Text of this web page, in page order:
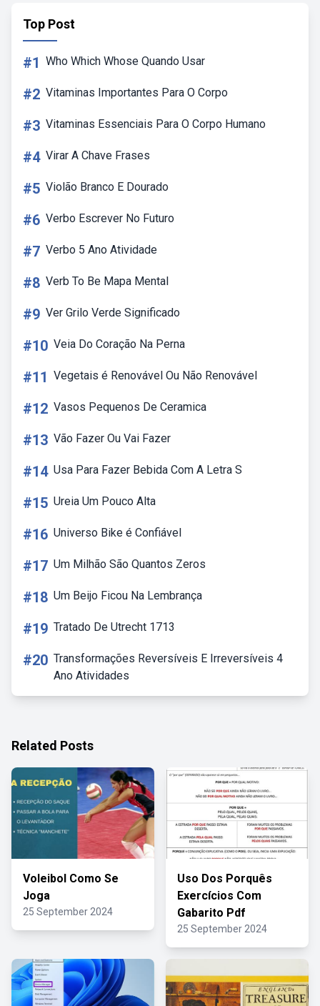
Top Post
#1 Who Which Whose Quando Usar
#2 Vitaminas Importantes Para O Corpo
#3 Vitaminas Essenciais Para O Corpo Humano
#4 Virar A Chave Frases
#5 Violão Branco E Dourado
#6 Verbo Escrever No Futuro
#7 Verbo 5 Ano Atividade
#8 Verb To Be Mapa Mental
#9 Ver Grilo Verde Significado
#10 Veia Do Coração Na Perna
#11 Vegetais é Renovável Ou Não Renovável
#12 Vasos Pequenos De Ceramica
#13 Vão Fazer Ou Vai Fazer
#14 Usa Para Fazer Bebida Com A Letra S
#15 Ureia Um Pouco Alta
#16 Universo Bike é Confiável
#17 Um Milhão São Quantos Zeros
#18 Um Beijo Ficou Na Lembrança
#19 Tratado De Utrecht 1713
#20 Transformações Reversíveis E Irreversíveis 4
Ano Atividades
Related Posts
Voleibol Como Se
Joga
25 September 2024
Uso Dos Porquês
Exercícios Com
Gabarito Pdf
25 September 2024